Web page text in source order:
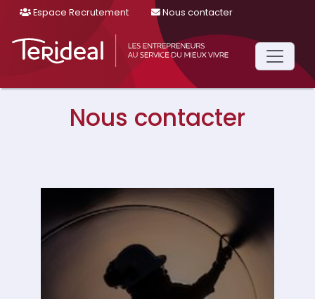
Espace Recrutement Nous contacter
Main
Navigation
Nous contacter